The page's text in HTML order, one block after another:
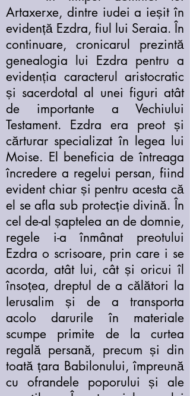
Artaxerxe, dintre iudei a ieșit în
evidență Ezdra, fiul lui Seraia. În
continuare, cronicarul prezintă
genealogia lui Ezdra pentru a
evidenția caracterul aristocratic
și sacerdotal al unei figuri atât
de importante a Vechiului
Testament. Ezdra era preot și
cărturar specializat în legea lui
Moise. El beneficia de întreaga
încredere a regelui persan, fiind
evident chiar și pentru acesta că
el se afla sub protecție divină. În
cel de-al șaptelea an de domnie,
regele i-a înmânat preotului
Ezdra o scrisoare, prin care i se
acorda, atât lui, cât și oricui îl
însoțea, dreptul de a călători la
Ierusalim și de a transporta
acolo darurile în materiale
scumpe primite de la curtea
regală persană, precum și din
toată țara Babilonului, împreună
cu ofrandele poporului și ale